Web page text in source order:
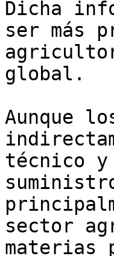
Dicha
ser más
global.
Aunque
técnico y
sector
materias